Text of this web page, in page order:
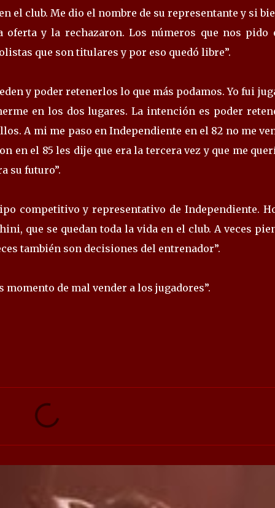
el club. Me dio el nombre de su representante y si
y la rechazaron. Los números que nos pido
que son titulares y por eso quedó libre”.
y poder retenerlos lo que más podamos. Yo fui
en los dos lugares. La intención es poder
A mi me paso en Independiente en el 82 no me
en el 85 les dije que era la tercera vez y que me
su futuro”.
competitivo y representativo de Independiente.
que se quedan toda la vida en el club. A veces
también son decisiones del entrenador”.
momento de mal vender a los jugadores”.